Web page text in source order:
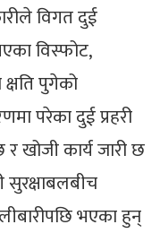
विगत दुई
विस्फोट,
पुगेको
परेका दुई प्रहरी
खोजी कार्य जारी छ
सुरक्षाबलबीच
भएका हुन्